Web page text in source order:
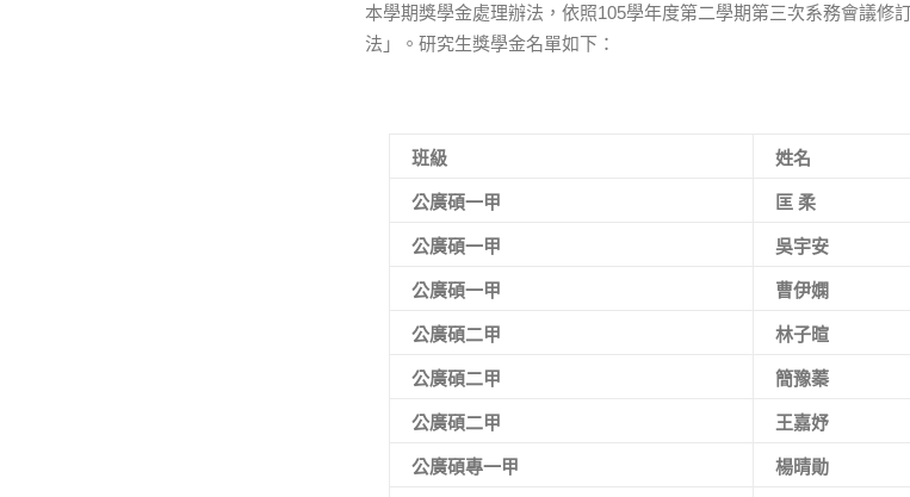
本學期獎學金處理辦法，依照105學年度第二學期第三次系務會議修
法」。研究生獎學金名單如下：
班級 姓名
公廣碩一甲 匡 柔
公廣碩一甲 吳宇安
公廣碩一甲 曹伊嫻
公廣碩二甲 林子暄
公廣碩二甲 簡豫蓁
公廣碩二甲 王嘉妤
公廣碩專一甲 楊晴勛